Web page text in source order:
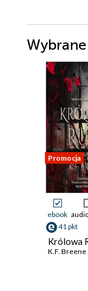
Promocja
ebook
41 pkt
Królowa
K.F. Breene